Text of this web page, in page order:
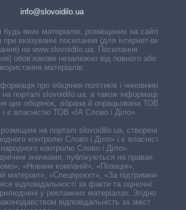
info@slovoidilo.ua
будь-яких матеріалів, розміщених на сайті,
вказуванні посилання (для інтернет-видань
на www.slovoidilo.ua. Посилання
обов’язкове незалежно від повного або
матеріалів.
про обіцянки політиків і чиновників,
порталі slovoidilo.ua, а також інформація про
цих обіцянок, зібрана й опрацьована ТОВ «ІА
і є власністю ТОВ «ІА Слово і Діло».
на порталі slovoidilo.ua, створені ГО
контролю Слово і Діло» і є власністю
контролю Слово і Діло».
значками, публікуються на правах
«Новини компаній», «Позиція»,
матеріал», «Спецпроєкт», «За підтримки».
відповідальності за факти та оціночні
у рекламних матеріалах. Згідно з
відповідальність за зміст